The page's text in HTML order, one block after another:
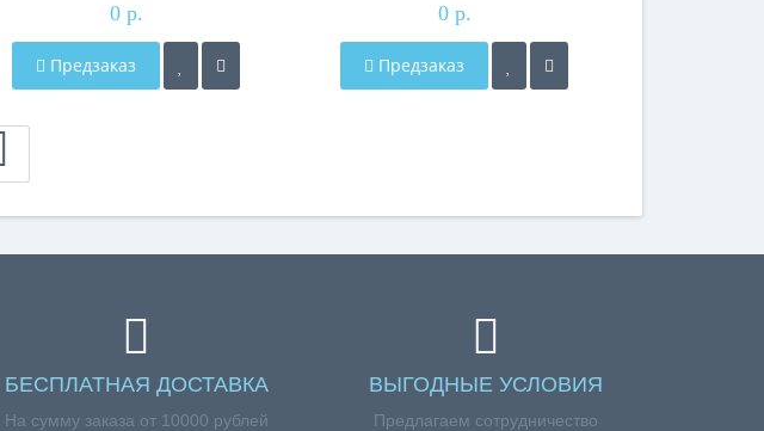
0 р.
Предзаказ
0 р.
Предзаказ
БЕСПЛАТНАЯ ДОСТАВКА
На сумму заказа от 10000 рублей
ВЫГОДНЫЕ УСЛОВИЯ
Предлагаем сотрудничество